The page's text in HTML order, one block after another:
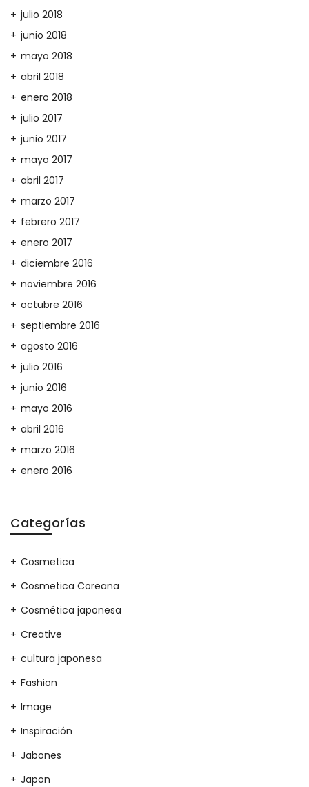
julio 2018
junio 2018
mayo 2018
abril 2018
enero 2018
julio 2017
junio 2017
mayo 2017
abril 2017
marzo 2017
febrero 2017
enero 2017
diciembre 2016
noviembre 2016
octubre 2016
septiembre 2016
agosto 2016
julio 2016
junio 2016
mayo 2016
abril 2016
marzo 2016
enero 2016
Categorías
Cosmetica
Cosmetica Coreana
Cosmética japonesa
Creative
cultura japonesa
Fashion
Image
Inspiración
Jabones
Japon